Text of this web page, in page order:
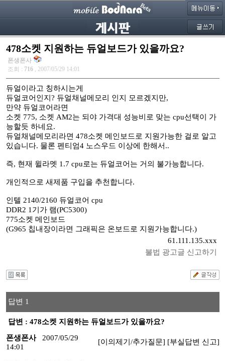
478소켓 지원하는 듀얼보드가 있을까요?
폰생폰사
조회 : 716 , 2007/05/29 14:01
듀얼이라고 칭하시는게
듀얼코어인지? 듀얼채널메모리 인지 모르겠지만,
만약 듀얼코어라면
소켓 775, 소켓 AM2는 되야 가격대 성능비로 맞는 cpu선택이 가
능할듯 하네요.
듀얼채널메모리라면 478소켓 메인보드로 지원가능한 걸로 알고
있습니다. 물론 펜티엄4 노스우드 이상에 한해서..
즉, 현재 윌라멧 1.7 cpu로는 듀얼코어는 거의 불가능합니다.
개인적으로 새제품 구입을 추천합니다.
인텔 2140/2160 듀얼코어 cpu
DDR2 1기가 램(PC5300)
775소켓 메인보드
(G965 칩내장이라면 그래픽은 온보드로 지원가능합니다.)
61.111.135.xxx
불법 광고글 신고하기
답변 1
답변 : 478소켓 지원하는 듀얼보드가 있을까요?
폰생폰사
2007/05/29
14:01
[이의제기/추가질문] [부실답변 신고]